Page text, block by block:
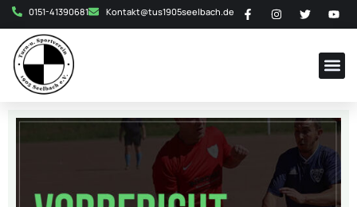
0151-41390681 Kontakt@tus1905seelbach.de